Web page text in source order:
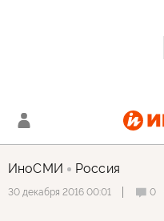
ИноСМИ Россия
30 декабря 2016 00:01 0